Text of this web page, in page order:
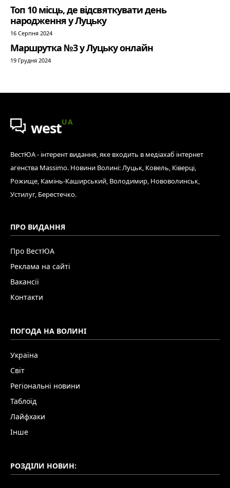
Топ 10 місць, де відсвяткувати день
народження у Луцьку
16 Серпня 2024
Маршрутка №3 у Луцьку онлайн
19 Грудня 2024
westUA
ВестЮА - інтерент видання, яке входить в медіахаб інтернет
агенства Massimo. Новини Волині: Луцьк, Ковель, Ківерці,
Рожище, Камінь-Каширський, Володимир, Нововолинськ,
Устилуг, Берестечко.
ПРО ВИДАННЯ
Про ВестЮА
Реклама на сайті
Вакансії
Контакти
ПОГОДА НА ВОЛИНІ
Україна
Світ
Регіональні новини
Таблоїд
Лайфхаки
Інше
РОЗДІЛИ НОВИН: